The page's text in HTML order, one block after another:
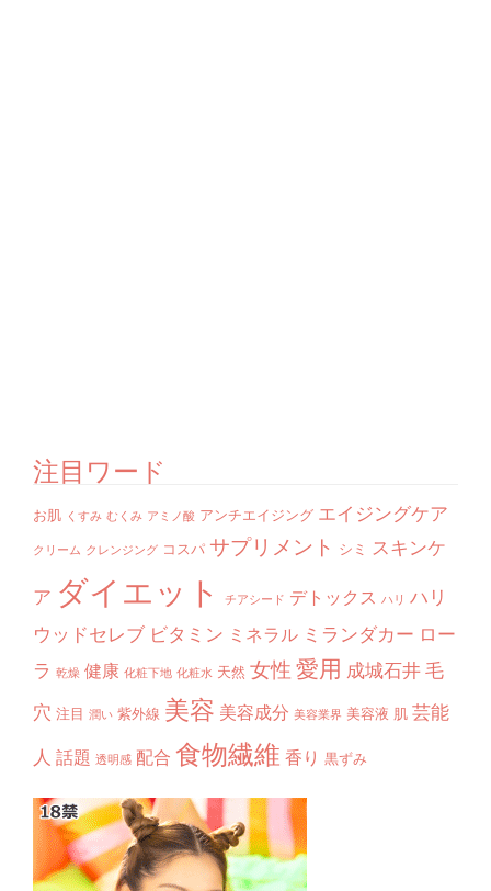
注目ワード
お肌 くすみ むくみ アミノ酸 アンチエイジング エイジングケア
クリーム クレンジング コスパ サプリメント シミ スキンケ
ア ダイエット チアシード デトックス ハリ ハリ
ウッドセレブ ビタミン ミネラル ミランダカー ロー
ラ 乾燥 健康 化粧下地 化粧水 天然 女性愛用 成城石井毛
穴 注目 潤い 紫外線 美容 美容成分 美容業界 美容液 肌 芸能
人 話題 透明感 配合 食物繊維 香り 黒ずみ